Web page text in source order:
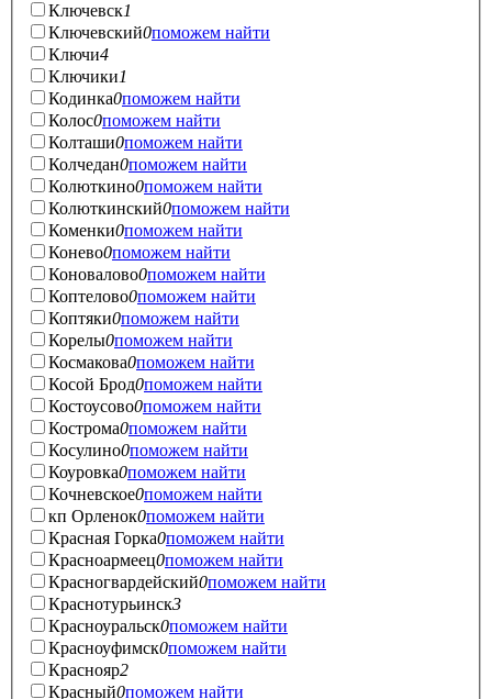
Ключевск1
Ключевский0поможем найти
Ключи4
Ключики1
Кодинка0поможем найти
Колос0поможем найти
Колташи0поможем найти
Колчедан0поможем найти
Колюткино0поможем найти
Колюткинский0поможем найти
Коменки0поможем найти
Конево0поможем найти
Коновалово0поможем найти
Коптелово0поможем найти
Коптяки0поможем найти
Корелы0поможем найти
Космакова0поможем найти
Косой Брод0поможем найти
Костоусово0поможем найти
Кострома0поможем найти
Косулино0поможем найти
Коуровка0поможем найти
Кочневское0поможем найти
кп Орленок0поможем найти
Красная Горка0поможем найти
Красноармеец0поможем найти
Красногвардейский0поможем найти
Краснотурьинск3
Красноуральск0поможем найти
Красноуфимск0поможем найти
Краснояр2
Красный0поможем найти